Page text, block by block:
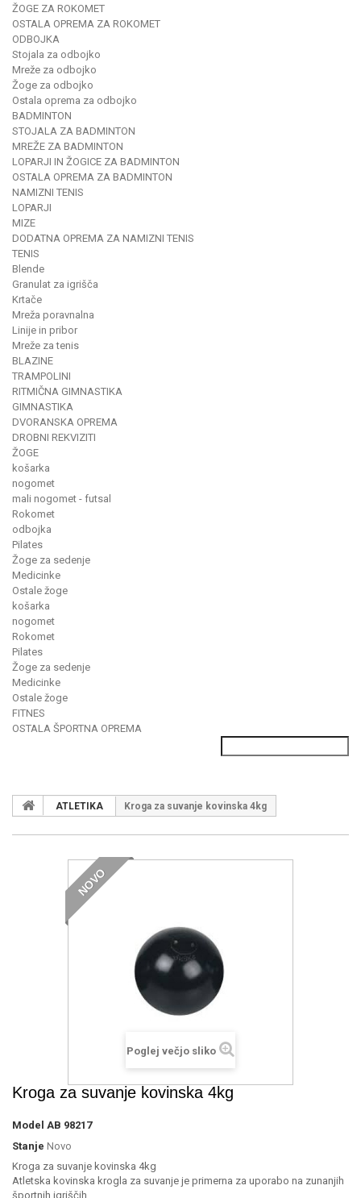
ŽOGE ZA ROKOMET
OSTALA OPREMA ZA ROKOMET
ODBOJKA
Stojala za odbojko
Mreže za odbojko
Žoge za odbojko
Ostala oprema za odbojko
BADMINTON
STOJALA ZA BADMINTON
MREŽE ZA BADMINTON
LOPARJI IN ŽOGICE ZA BADMINTON
OSTALA OPREMA ZA BADMINTON
NAMIZNI TENIS
LOPARJI
MIZE
DODATNA OPREMA ZA NAMIZNI TENIS
TENIS
Blende
Granulat za igrišča
Krtače
Mreža poravnalna
Linije in pribor
Mreže za tenis
BLAZINE
TRAMPOLINI
RITMIČNA GIMNASTIKA
GIMNASTIKA
DVORANSKA OPREMA
DROBNI REKVIZITI
ŽOGE
košarka
nogomet
mali nogomet - futsal
Rokomet
odbojka
Pilates
Žoge za sedenje
Medicinke
Ostale žoge
košarka
nogomet
Rokomet
Pilates
Žoge za sedenje
Medicinke
Ostale žoge
FITNES
OSTALA ŠPORTNA OPREMA
ATLETIKA Kroga za suvanje kovinska 4kg
NOVO
Poglej večjo sliko
Kroga za suvanje kovinska 4kg
Model AB 98217
Stanje Novo
Kroga za suvanje kovinska 4kg
Atletska kovinska krogla za suvanje je primerna za uporabo na zunanjih
športnih igriščih.